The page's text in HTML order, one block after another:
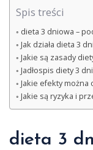
Spis treści
dieta 3 dniowa –
Jak działa dieta 3
Jakie są zasady
Jadłospis diety 3
Jakie efekty można
Jakie są ryzyka i
dieta 3